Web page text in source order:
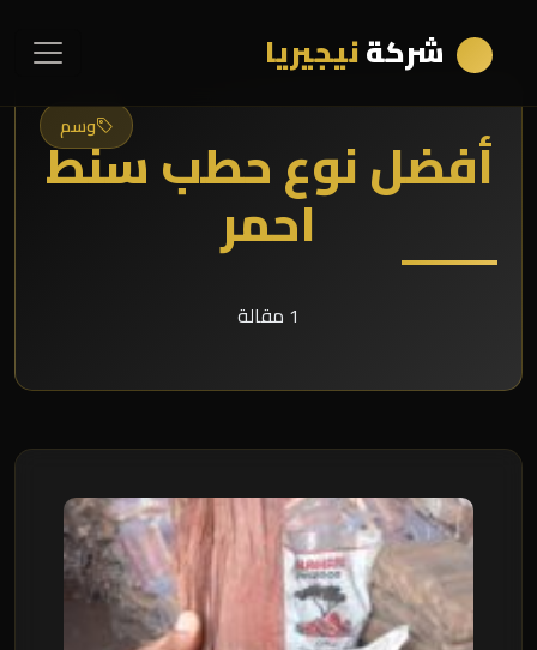
شركةنيجيريا
وسم
أفضل نوع حطب سنط
احمر
1 مقالة